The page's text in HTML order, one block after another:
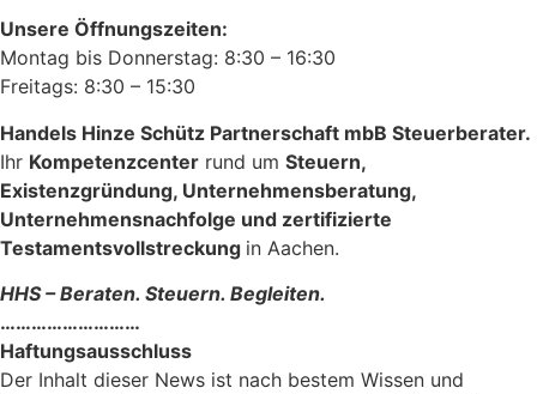
Unsere Öffnungszeiten:
Montag bis Donnerstag: 8:30 – 16:30
Freitags: 8:30 – 15:30
Handels Hinze Schütz Partnerschaft mbB Steuerberater.
Ihr Kompetenzcenter rund um Steuern,
Existenzgründung, Unternehmensberatung,
Unternehmensnachfolge und zertifizierte
Testamentsvollstreckung in Aachen.
HHS – Beraten. Steuern. Begleiten.
………………………
Haftungsausschluss
Der Inhalt dieser News ist nach bestem Wissen und